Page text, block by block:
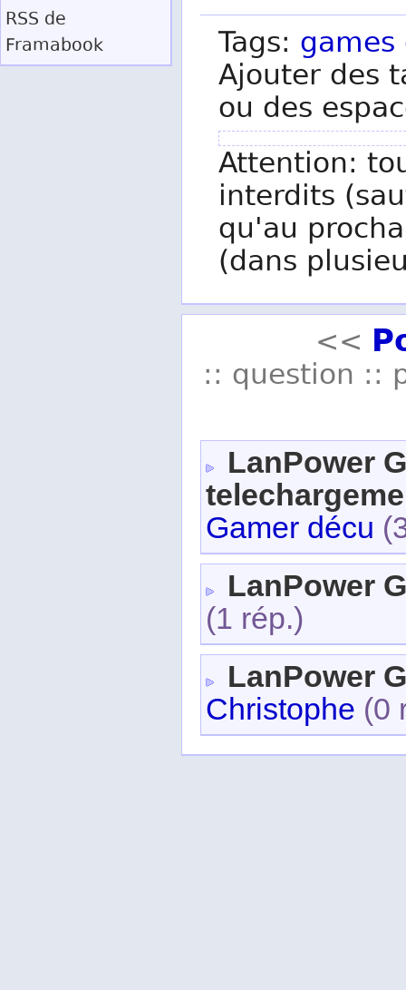
Tags: games
Ajouter des
ou des
Attention:
interdits
qu'au
(dans
<<
:: question ::
LanPower
Gamer décu
LanPower
(1 rép.)
LanPower
Christophe (0
RSS de
Framabook